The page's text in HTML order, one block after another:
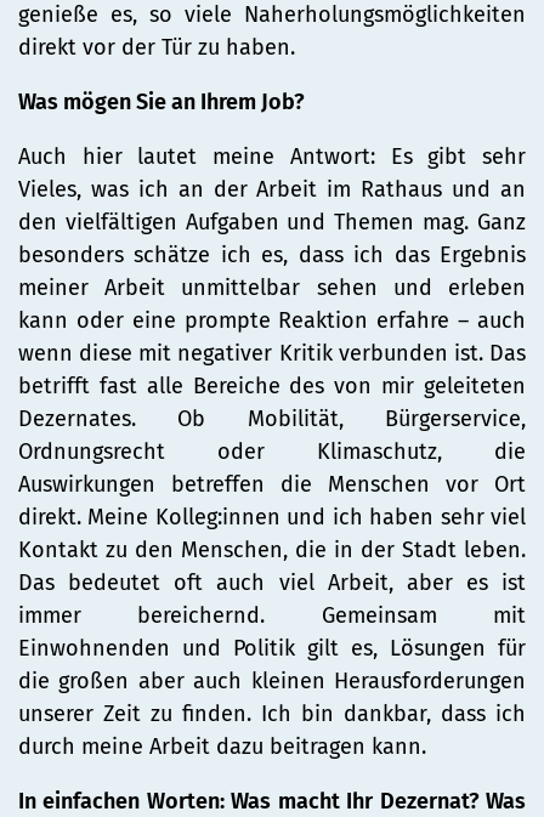
genieße es, so viele Naherholungsmöglichkeiten
direkt vor der Tür zu haben.
Was mögen Sie an Ihrem Job?
Auch hier lautet meine Antwort: Es gibt sehr
Vieles, was ich an der Arbeit im Rathaus und an
den vielfältigen Aufgaben und Themen mag. Ganz
besonders schätze ich es, dass ich das Ergebnis
meiner Arbeit unmittelbar sehen und erleben
kann oder eine prompte Reaktion erfahre – auch
wenn diese mit negativer Kritik verbunden ist. Das
betrifft fast alle Bereiche des von mir geleiteten
Dezernates. Ob Mobilität, Bürgerservice,
Ordnungsrecht oder Klimaschutz, die
Auswirkungen betreffen die Menschen vor Ort
direkt. Meine Kolleg:innen und ich haben sehr viel
Kontakt zu den Menschen, die in der Stadt leben.
Das bedeutet oft auch viel Arbeit, aber es ist
immer bereichernd. Gemeinsam mit
Einwohnenden und Politik gilt es, Lösungen für
die großen aber auch kleinen Herausforderungen
unserer Zeit zu finden. Ich bin dankbar, dass ich
durch meine Arbeit dazu beitragen kann.
In einfachen Worten: Was macht Ihr Dezernat? Was